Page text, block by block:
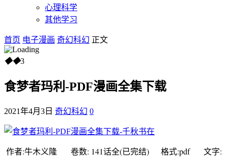
心理科学
其他学习
首页 电子漫画 奇幻科幻 正文
◆◆3
食梦者玛利-PDF漫画全集下载
2021年4月3日 奇幻科幻 0
作者:牛木义隆 卷数: 141话全(已完结) 格式:pdf 文字: